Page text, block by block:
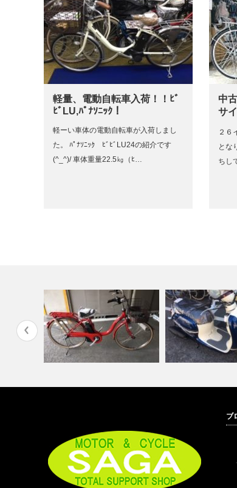
軽量、電動自転車入荷！！ﾋﾞ
ﾋﾞLU,ﾊﾟﾅｿﾆｯｸ！
軽ーい車体の電動自転車が入荷しまし
た。 ﾊﾟﾅｿﾆｯｸ ﾋﾞﾋﾞLU24の紹介です
(^_^)/ 車体重量22.5㎏（ﾋ…
中
サ
２６
とな
ちし
ヤマハ ビーノブ